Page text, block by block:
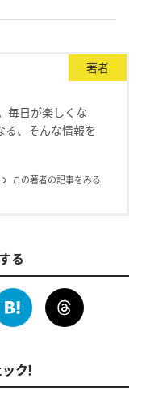
著者
毎日が楽しくな
る、そんな情報を
この著者の記事をみる
る
ク！